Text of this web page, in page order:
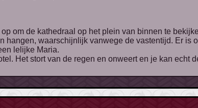
hangen, waarschijnlijk vanwege de vastentijd. Er is
lelijke Maria.
Het stort van de regen en onweert en je kan echt